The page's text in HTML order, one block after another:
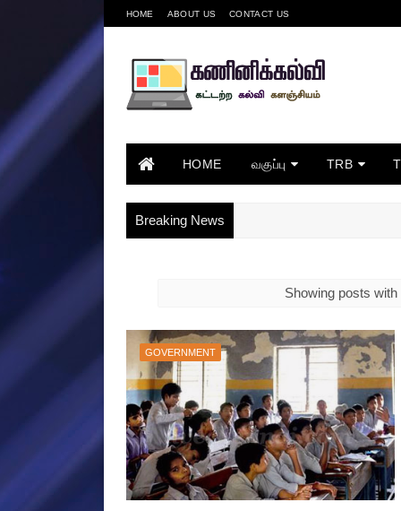
HOME ABOUT US CONTACT US
HOME வகுப்பு TRB
Breaking News
Showing posts
GOVERNMENT